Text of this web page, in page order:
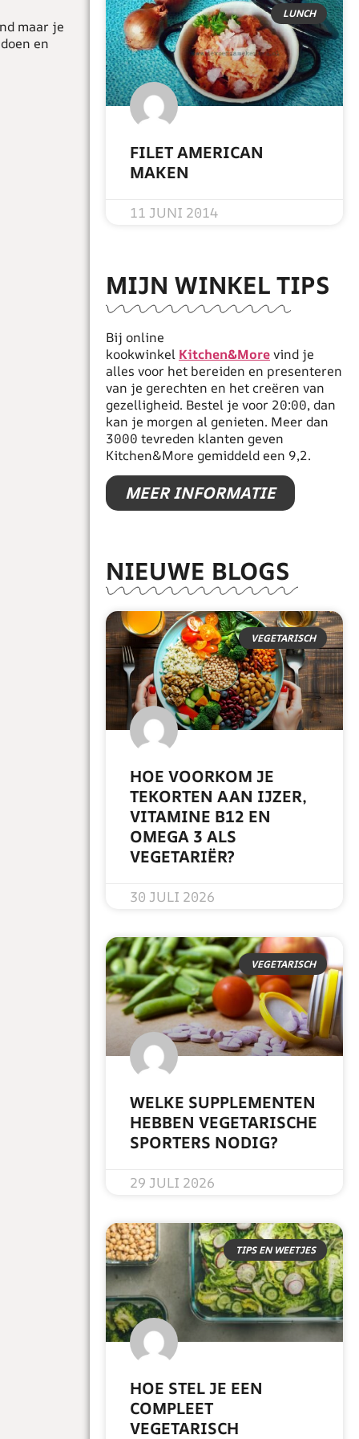
maar je
en
LUNCH
FILET AMERICAN
MAKEN
11 JUNI 2014
MIJN WINKEL TIPS
Bij online
kookwinkel Kitchen&Morevind je
alles voor het bereiden en presenteren
van je gerechten en het creëren van
gezelligheid. Bestel je voor 20:00, dan
kan je morgen al genieten. Meer dan
3000 tevreden klanten geven
Kitchen&More gemiddeld een 9,2.
MEER INFORMATIE
NIEUWE BLOGS
VEGETARISCH
HOE VOORKOM JE
TEKORTEN AAN IJZER,
VITAMINE B12 EN
OMEGA 3 ALS
VEGETARIËR?
30 JULI 2026
VEGETARISCH
WELKE SUPPLEMENTEN
HEBBEN VEGETARISCHE
SPORTERS NODIG?
29 JULI 2026
TIPS EN WEETJES
HOE STEL JE EEN
COMPLEET
VEGETARISCH